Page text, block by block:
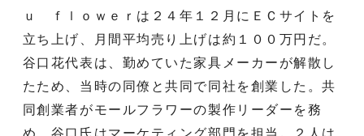
ｕ ｆｌｏｗｅｒは２４年１２月にＥＣサイトを
立ち上げ、月間平均売り上げは約１００万円だ。
谷口花代表は、勤めていた家具メーカーが解散し
たため、当時の同僚と共同で同社を創業した。共
同創業者がモールフラワーの製作リーダーを務
め、谷口氏はマーケティング部門を担当。２人は